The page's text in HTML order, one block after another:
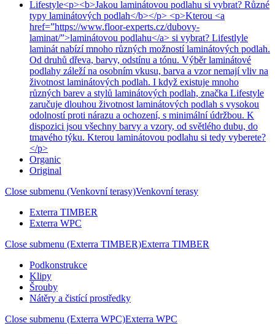
Lifestyle<p><b>Jakou laminátovou podlahu si vybrat? Různé
typy laminátových podlah</b></p> <p>Kterou <a
href=”https://www.floor-experts.cz/dubovy-
laminat/”>laminátovou podlahu</a> si vybrat? Lifestlyle
laminát nabízí mnoho různých možností laminátových podlah.
Od druhů dřeva, barvy, odstínu a tónu. Výběr laminátové
podlahy záleží na osobním vkusu, barva a vzor nemají vliv na
životnost laminátových podlah. I když existuje mnoho
různých barev a stylů laminátových podlah, značka Lifestyle
zaručuje dlouhou životnost laminátových podlah s vysokou
odolností proti nárazu a ochození, s minimální údržbou. K
dispozici jsou všechny barvy a vzory, od světlého dubu, do
tmavého týku. Kterou laminátovou podlahu si tedy vyberete?
</p>
Organic
Original
Close submenu (Venkovní terasy)Venkovní terasy
Exterra TIMBER
Exterra WPC
Close submenu (Exterra TIMBER)Exterra TIMBER
Podkonstrukce
Klipy
Šrouby
Nátěry a čistící prostředky
Close submenu (Exterra WPC)Exterra WPC